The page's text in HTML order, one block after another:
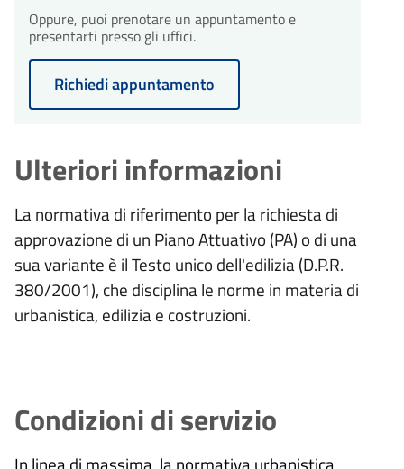
Oppure, puoi prenotare un appuntamento e
presentarti presso gli uffici.
Richiedi appuntamento
Ulteriori informazioni
La normativa di riferimento per la richiesta di
approvazione di un Piano Attuativo (PA) o di una
sua variante è il Testo unico dell'edilizia (D.P.R.
380/2001), che disciplina le norme in materia di
urbanistica, edilizia e costruzioni.
Condizioni di servizio